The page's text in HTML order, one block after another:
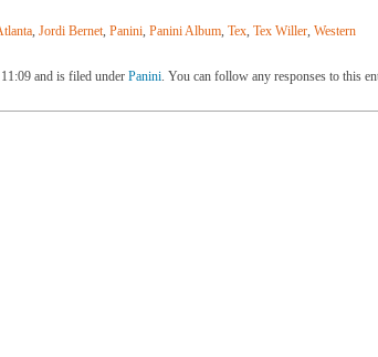
, Jordi Bernet, Panini, Panini Album, Tex, Tex Willer, Western
and is filed under Panini. You can follow any responses to this